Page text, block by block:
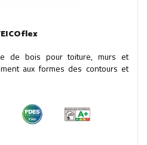
de bois pour toiture, murs et
aux formes des contours et